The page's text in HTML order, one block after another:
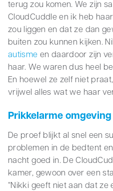
terug zou komen. We zijn
CloudCuddle en ik heb
zou liggen en dat ze dan
buiten zou kunnen kijken.
autisme en daardoor zijn
haar. We waren dus heel
En hoewel ze zelf niet
vrijwel alles wat we haar
Prikkelarme omgeving
De proef blijkt al snel een
problemen in de bedtent
nacht goed in. De
kamer, gewoon over een
“Nikki geeft niet aan dat ze